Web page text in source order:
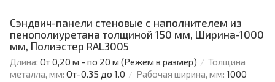
Сэндвич-панели стеновые с наполнителем из
пенополиуретана толщиной 150 мм, Ширина-1000
мм, Полиэстер RAL3005
Длина: От 0,20 м - по 20 м (Режем в размер)
Толщина
металла, мм: От-0.35 до 1.0 Рабочая ширина, мм: 1000